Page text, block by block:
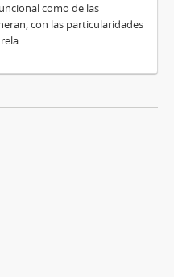
como de las
con las particularidades